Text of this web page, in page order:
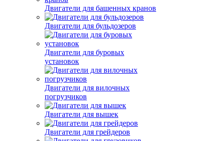
Двигатели для башенных кранов
Двигатели для бульдозеров
Двигатели для буровых
установок
Двигатели для вилочных
погрузчиков
Двигатели для вышек
Двигатели для грейдеров